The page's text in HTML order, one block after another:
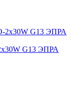
G13 ЭПРА